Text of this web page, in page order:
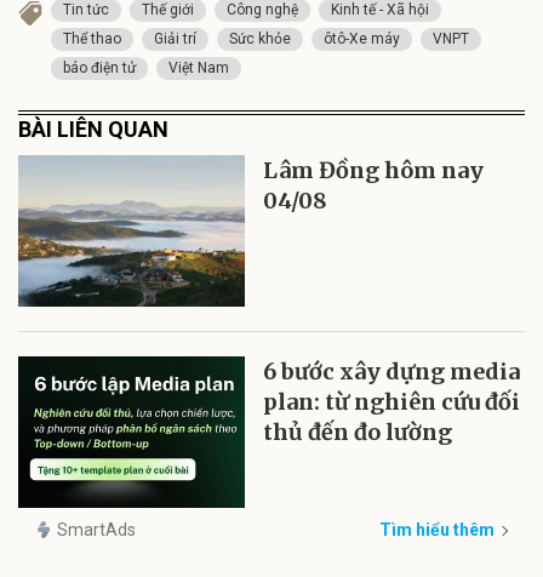
Tin tức Thế giới Công nghệ
Kinh tế - Xã hội
Thể thao
Giải trí Sức khỏe ôtô-Xe máy
VNPT
báo điện tử
Việt Nam
BÀI LIÊN QUAN
Lâm Đồng hôm nay
04/08
6 bước xây dựng media
plan: từ nghiên cứu đối
thủ đến đo lường
SmartAds Tìm hiểu thêm